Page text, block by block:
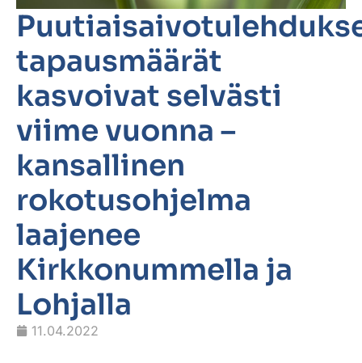
tapausmäärät
kasvoivat selvästi
viime vuonna –
kansallinen
rokotusohjelma
laajenee
Kirkkonummella ja
Lohjalla
11.04.2022